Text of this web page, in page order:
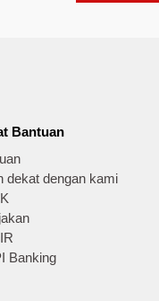
Bantuan
dekat dengan kami
Banking